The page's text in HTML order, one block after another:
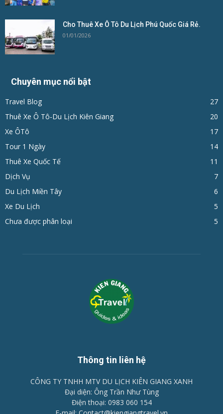
Cho Thuê Xe Ô Tô Du Lịch Phú Quốc Giá Rẻ.
01/01/2026
Chuyên mục nổi bật
Travel Blog
27
Thuê Xe Ô Tô-Du Lịch Kiên Giang
20
Xe ÔTô
17
Tour 1 Ngày
14
Thuê Xe Quốc Tế
11
Dịch Vụ
7
Du Lịch Miền Tây
6
Xe Du Lịch
5
Chưa được phân loại
5
Thông tin liên hệ
CÔNG TY TNHH MTV DU LỊCH KIÊN GIANG XANH
Đại diện: Ông Trần Như Tùng
Điện thoại: 0983 060 154